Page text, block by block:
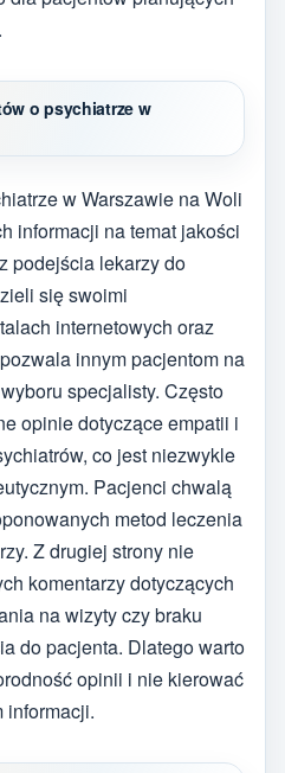
o psychiatrze w
w Warszawie na Woli
informacji na temat jakości
podejścia lekarzy do
się swoimi
internetowych oraz
innym pacjentom na
specjalisty. Często
opinie dotyczące empatii i
co jest niezwykle
Pacjenci chwalą
metod leczenia
Z drugiej strony nie
komentarzy dotyczących
na wizyty czy braku
do pacjenta. Dlatego warto
opinii i nie kierować
informacji.